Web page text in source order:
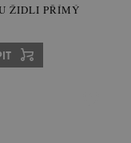
ŽIDLI PŘÍMÝ